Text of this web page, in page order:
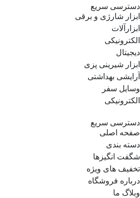
دسترسی سریع
ابزار شارژی و برقی
ابزارآلات
الکترونیکی
دیجیتال
ابزار شیرینی پزی
آرایشی بهداشتی
وسایل سفر
الکترونیکی
دسترسی سریع
صفحه اصلی
دسته بندی
شگفت انگیزها
تخفیف های ویژه
درباره فروشگاه
وبلاگ ما